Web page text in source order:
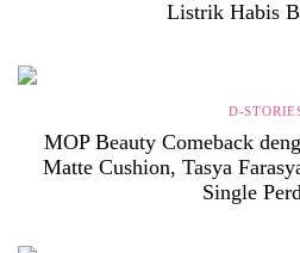
Listrik Habis
D-
MOP Beauty Comeback
Matte Cushion, Tasya
Single